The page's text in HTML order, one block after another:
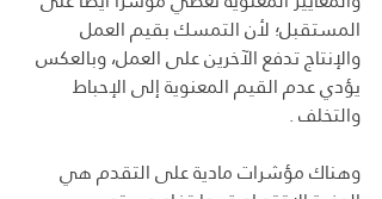
المستقبل؛ لأن التمسك بقيم العمل
والإنتاج تدفع الآخرين على العمل، وبالعكس
يؤدي عدم القيم المعنوية إلى الإحباط
والتخلف .
وهناك مؤشرات مادية على التقدم هي